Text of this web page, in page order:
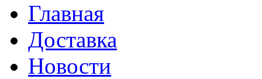
Главная
Доставка
Новости